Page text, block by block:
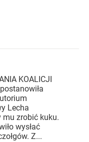
KOALICJI
Lecha
mu zrobić kuku.
wysłać
Z...